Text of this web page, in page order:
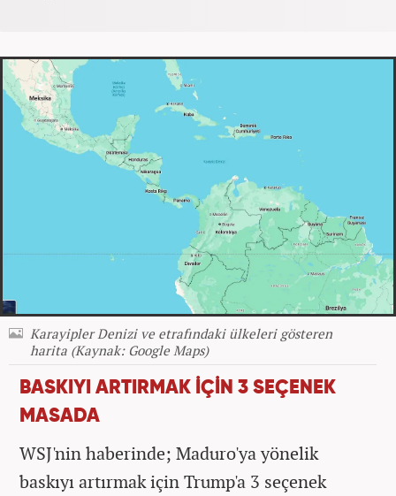
Karayipler Denizi ve etrafındaki ülkeleri gösteren
harita (Kaynak: Google Maps)
BASKIYI ARTIRMAK İÇİN 3 SEÇENEK
MASADA
WSJ'nin haberinde; Maduro'ya yönelik
baskıyı artırmak için Trump'a 3 seçenek